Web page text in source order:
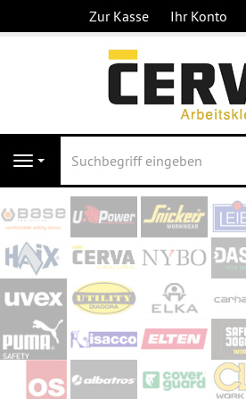
Zur Kasse Ihr Konto
Navigation